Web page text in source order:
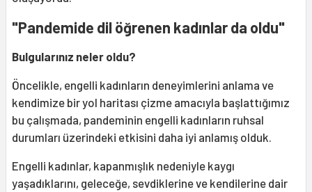
"Pandemide dil öğrenen kadınlar da oldu"
Bulgularınız neler oldu?
Öncelikle, engelli kadınların deneyimlerini anlama ve
kendimize bir yol haritası çizme amacıyla başlattığımız
bu çalışmada, pandeminin engelli kadınların ruhsal
durumları üzerindeki etkisini daha iyi anlamış olduk.
Engelli kadınlar, kapanmışlık nedeniyle kaygı
yaşadıklarını, geleceğe, sevdiklerine ve kendilerine dair